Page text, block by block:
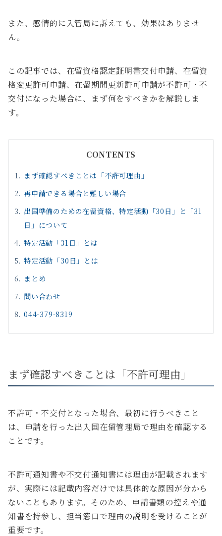
また、感情的に入管局に訴えても、効果はありませ
ん。
この記事では、在留資格認定証明書交付申請、在留資
格変更許可申請、在留期間更新許可申請が不許可・不
交付になった場合に、まず何をすべきかを解説しま
す。
CONTENTS
まず確認すべきことは「不許可理由」
再申請できる場合と難しい場合
出国準備のための在留資格、特定活動「30日」と「31
日」について
特定活動「31日」とは
特定活動「30日」とは
まとめ
問い合わせ
044-379-8319
まず確認すべきことは「不許可理由」
不許可・不交付となった場合、最初に行うべきこと
は、申請を行った出入国在留管理局で理由を確認する
ことです。
不許可通知書や不交付通知書には理由が記載されます
が、実際には記載内容だけでは具体的な原因が分から
ないこともあります。そのため、申請書類の控えや通
知書を持参し、担当窓口で理由の説明を受けることが
重要です。